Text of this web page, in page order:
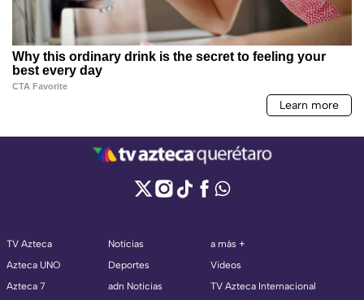
TV Azteca
Azteca UNO
Azteca 7
Noticias
Deportes
adn Noticias
a más +
Videos
TV Azteca Internacional